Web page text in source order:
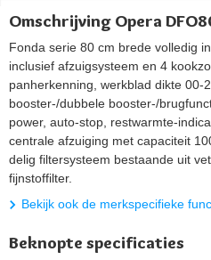
Omschrijving Opera
Fonda serie 80 cm brede volledig
inclusief afzuigsysteem en 4
panherkenning, werkblad dikte 00-
booster-/dubbele booster-/
power, auto-stop, restwarmte-
centrale afzuiging met capaciteit
delig filtersysteem bestaande uit
fijnstoffilter.
Bekijk ook de merkspecifieke
Beknopte specificaties